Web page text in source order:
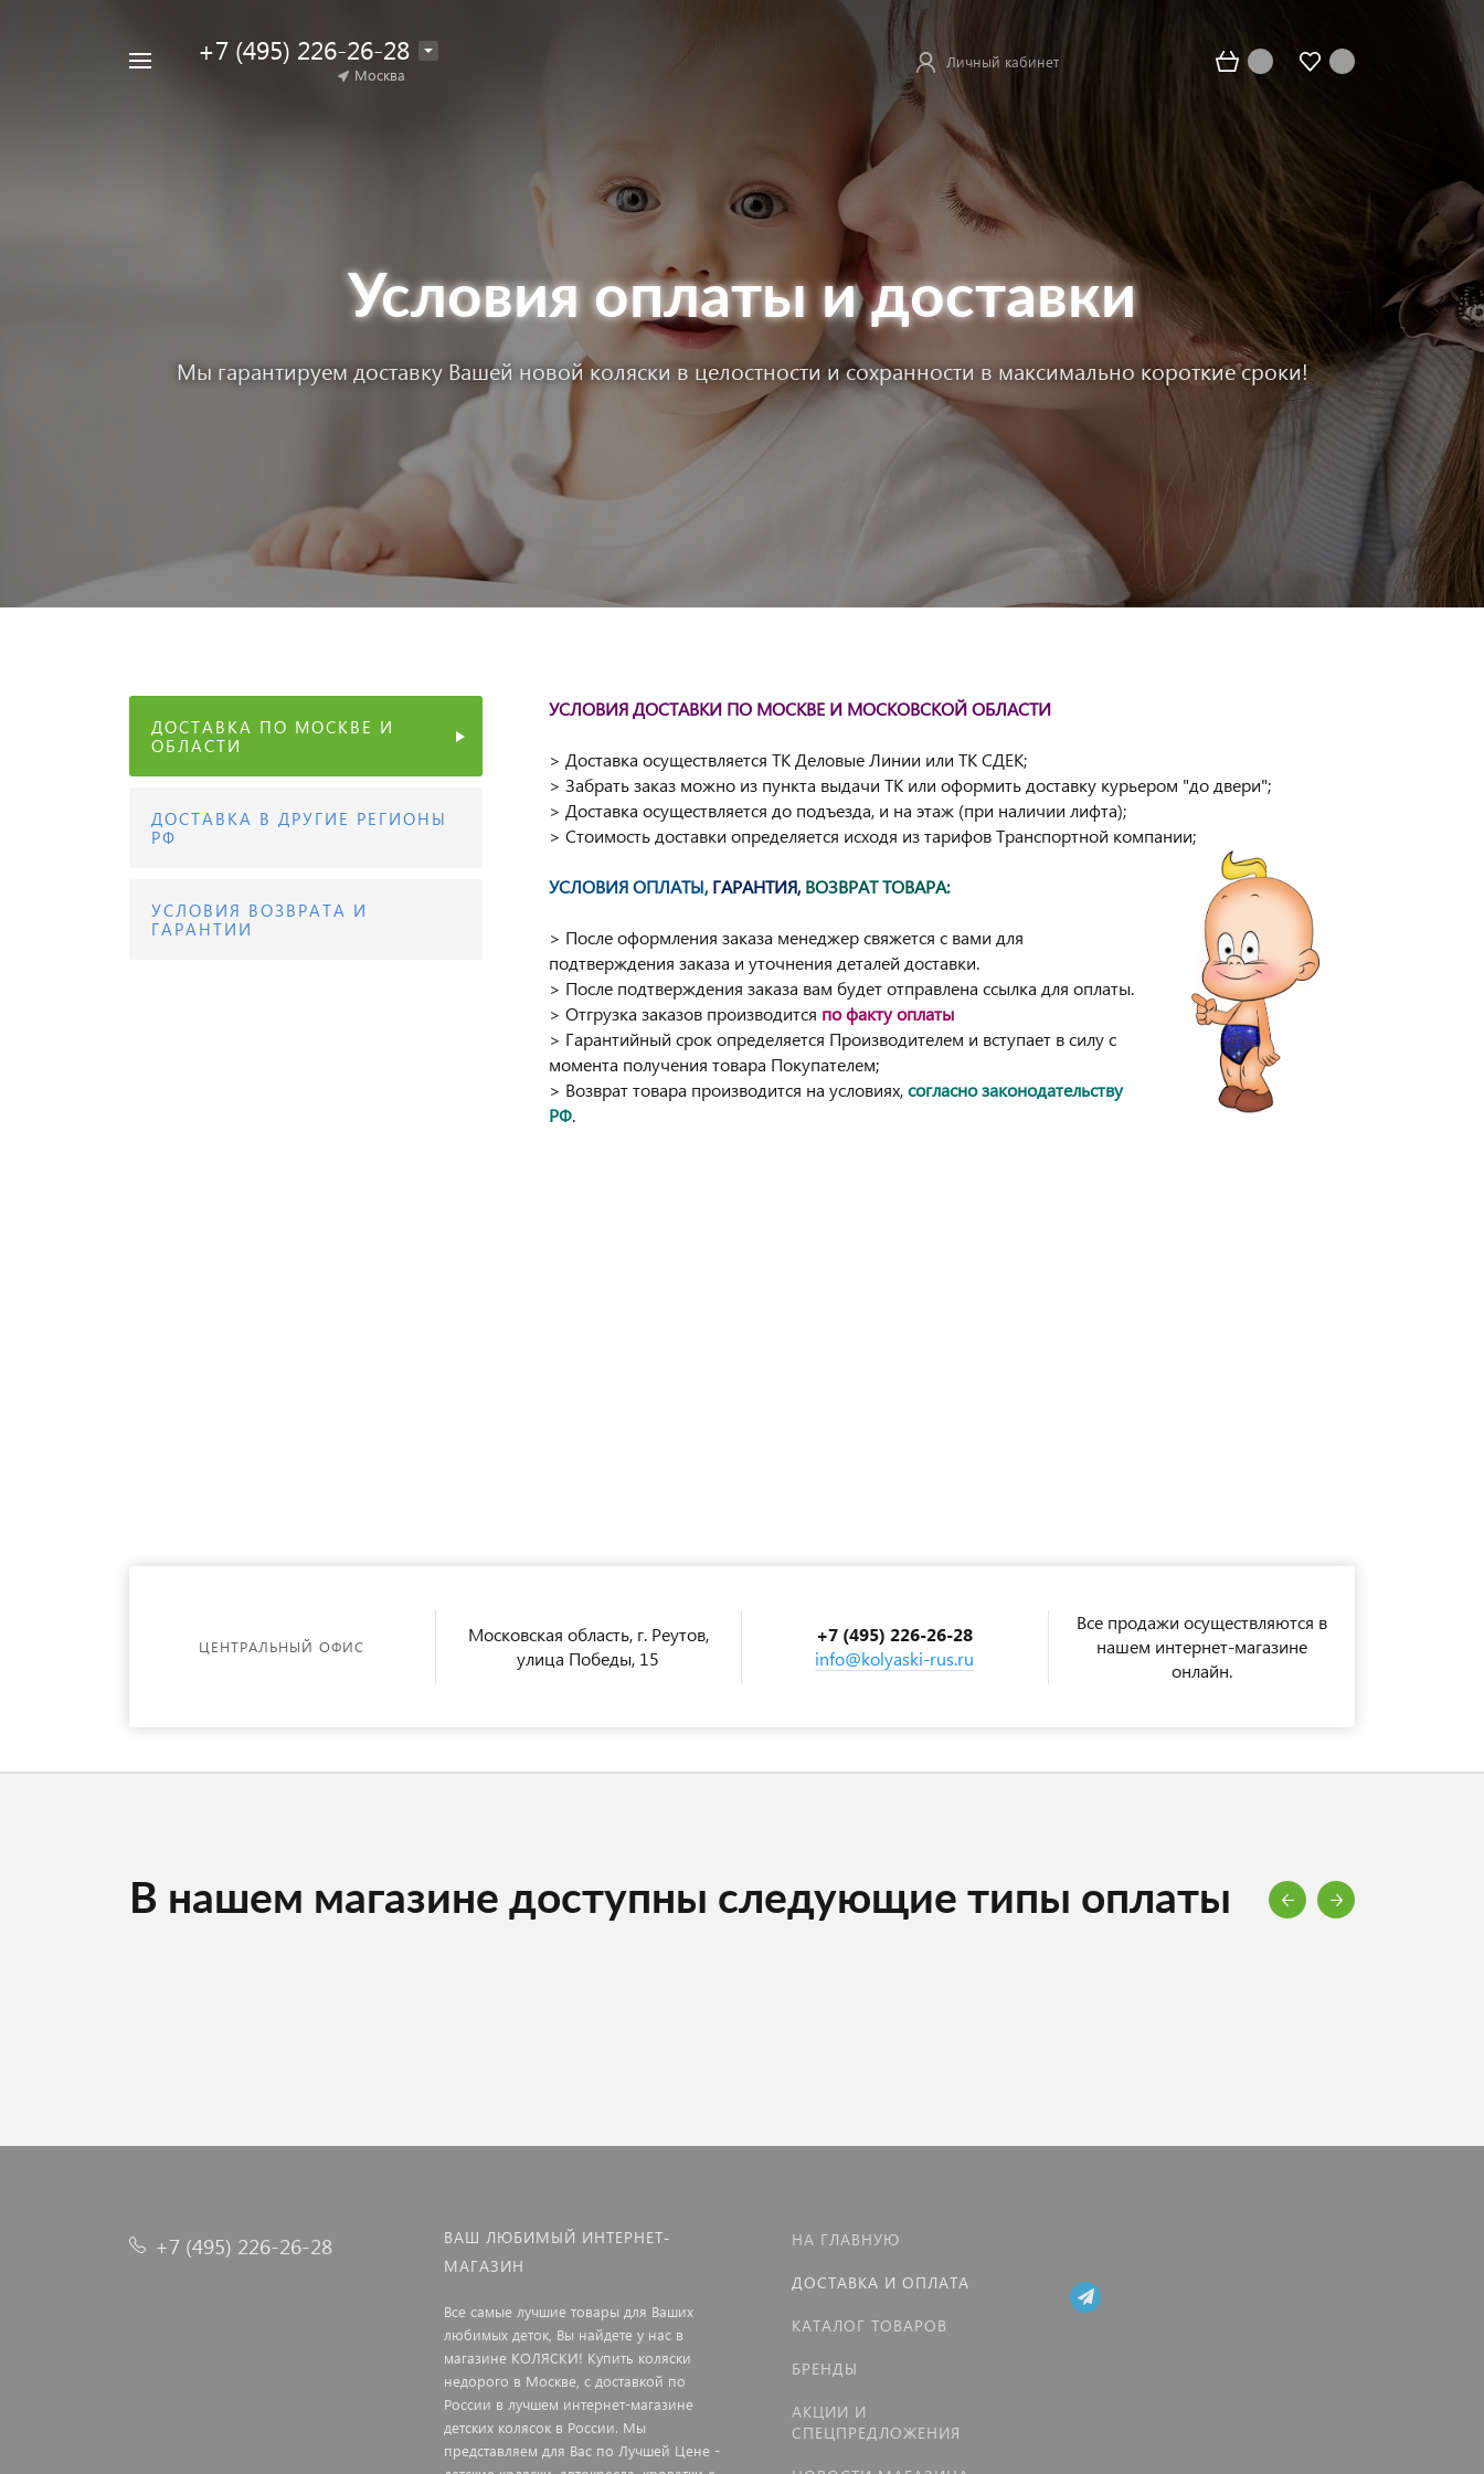
+7 (495) 226-26-28
Москва
Личный кабинет
Условия оплаты и доставки
Мы гарантируем доставку Вашей новой коляски в целостности и сохранности в максимально короткие сроки!
ДОСТАВКА ПО МОСКВЕ И
ОБЛАСТИ
ДОСТАВКА В ДРУГИЕ РЕГИОНЫ
РФ
УСЛОВИЯ ВОЗВРАТА И
ГАРАНТИИ
УСЛОВИЯ ДОСТАВКИ ПО МОСКВЕ И МОСКОВСКОЙ ОБЛАСТИ
> Доставка осуществляется ТК Деловые Линии или ТК СДЕК;
> Забрать заказ можно из пункта выдачи ТК или оформить доставку курьером "до двери";
> Доставка осуществляется до подъезда, и на этаж (при наличии лифта);
> Стоимость доставки определяется исходя из тарифов Транспортной компании;
УСЛОВИЯ ОПЛАТЫ, ГАРАНТИЯ,ВОЗВРАТ ТОВАРА:
> После оформления заказа менеджер свяжется с вами для
подтверждения заказа и уточнения деталей доставки.
> После подтверждения заказа вам будет отправлена ссылка для оплаты.
> Отгрузка заказов производится по факту оплаты
> Гарантийный срок определяется Производителем и вступает в силу с
момента получения товара Покупателем;
> Возврат товара производится на условиях,согласно законодательству
РФ.
ЦЕНТРАЛЬНЫЙ ОФИС
Московская область, г. Реутов,
улица Победы, 15
+7 (495) 226-26-28
info@kolyaski-rus.ru
Все продажи осуществляются в
нашем интернет-магазине
онлайн.
В нашем магазине доступны следующие типы оплаты
+7 (495) 226-26-28
ВАШ ЛЮБИМЫЙ ИНТЕРНЕТ-
МАГАЗИН
Все самые лучшие товары для Ваших
любимых деток, Вы найдете у нас в
магазине КОЛЯСКИ! Купить коляски
недорого в Москве, с доставкой по
России в лучшем интернет-магазине
детских колясок в России. Мы
представляем для Вас по Лучшей Цене -
НА ГЛАВНУЮ
ДОСТАВКА И ОПЛАТА
КАТАЛОГ ТОВАРОВ
БРЕНДЫ
АКЦИИ И
СПЕЦПРЕДЛОЖЕНИЯ